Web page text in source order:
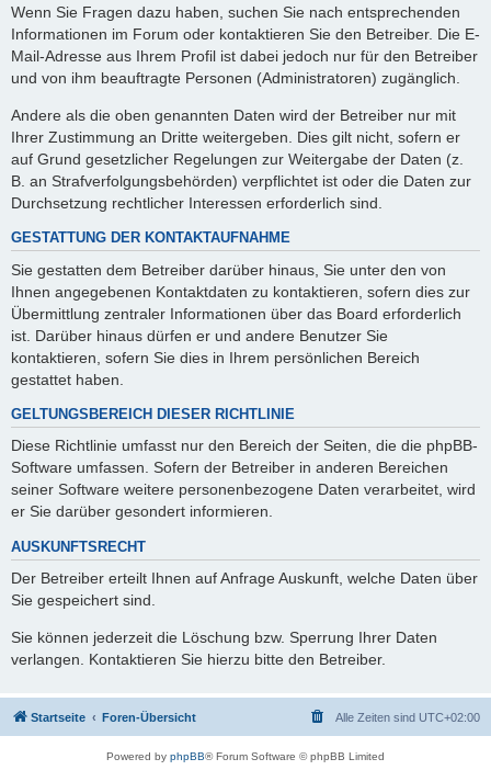
Wenn Sie Fragen dazu haben, suchen Sie nach entsprechenden
Informationen im Forum oder kontaktieren Sie den Betreiber. Die E-
Mail-Adresse aus Ihrem Profil ist dabei jedoch nur für den Betreiber
und von ihm beauftragte Personen (Administratoren) zugänglich.
Andere als die oben genannten Daten wird der Betreiber nur mit
Ihrer Zustimmung an Dritte weitergeben. Dies gilt nicht, sofern er
auf Grund gesetzlicher Regelungen zur Weitergabe der Daten (z.
B. an Strafverfolgungsbehörden) verpflichtet ist oder die Daten zur
Durchsetzung rechtlicher Interessen erforderlich sind.
GESTATTUNG DER KONTAKTAUFNAHME
Sie gestatten dem Betreiber darüber hinaus, Sie unter den von
Ihnen angegebenen Kontaktdaten zu kontaktieren, sofern dies zur
Übermittlung zentraler Informationen über das Board erforderlich
ist. Darüber hinaus dürfen er und andere Benutzer Sie
kontaktieren, sofern Sie dies in Ihrem persönlichen Bereich
gestattet haben.
GELTUNGSBEREICH DIESER RICHTLINIE
Diese Richtlinie umfasst nur den Bereich der Seiten, die die phpBB-
Software umfassen. Sofern der Betreiber in anderen Bereichen
seiner Software weitere personenbezogene Daten verarbeitet, wird
er Sie darüber gesondert informieren.
AUSKUNFTSRECHT
Der Betreiber erteilt Ihnen auf Anfrage Auskunft, welche Daten über
Sie gespeichert sind.
Sie können jederzeit die Löschung bzw. Sperrung Ihrer Daten
verlangen. Kontaktieren Sie hierzu bitte den Betreiber.
Startseite Foren-Übersicht Alle Zeiten sind UTC+02:00
Powered by phpBB® Forum Software © phpBB Limited